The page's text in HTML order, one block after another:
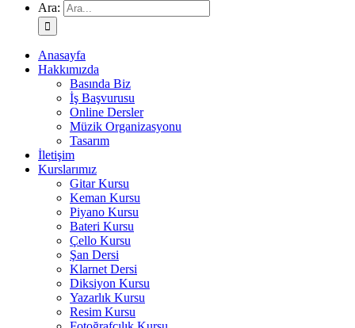
Ara:
Anasayfa
Hakkımızda
Basında Biz
İş Başvurusu
Online Dersler
Müzik Organizasyonu
Tasarım
İletişim
Kurslarımız
Gitar Kursu
Keman Kursu
Piyano Kursu
Bateri Kursu
Çello Kursu
Şan Dersi
Klarnet Dersi
Diksiyon Kursu
Yazarlık Kursu
Resim Kursu